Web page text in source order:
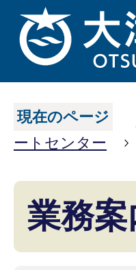
現在のページ
ートセンター
業務案